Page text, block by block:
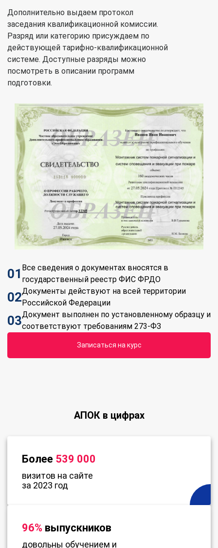
Дополнительно выдаем протокол
заседания квалификационной комиссии.
Разряд или категорию присуждаем по
действующей тарифно-квалификационной
системе. Доступные разряды можно
посмотреть в описании программ
подготовки.
01 Все сведения о документах вносятся в
государственный реестр ФИС ФРДО
02Документы действуют на всей территории
Российской Федерации
03Документ выполнен по установленному образцу и
соответствуют требованиям 273-ФЗ
Записаться на курс
АПОК в цифрах
Более 539 000
визитов на сайте
за 2023 год
96% выпускников
довольны обучением и